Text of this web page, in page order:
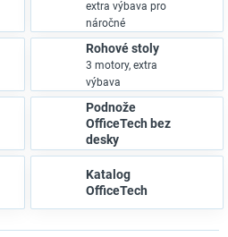
extra výbava pro
náročné
Rohové stoly
3 motory, extra
výbava
Podnože
OfficeTech bez
desky
Katalog
OfficeTech